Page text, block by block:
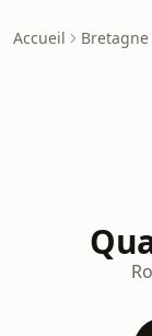
Accueil Bretagne